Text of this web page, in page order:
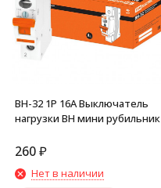
ВН-32 1P 16A Выключатель
нагрузки ВН мини рубильник
260₽
Нет в наличии